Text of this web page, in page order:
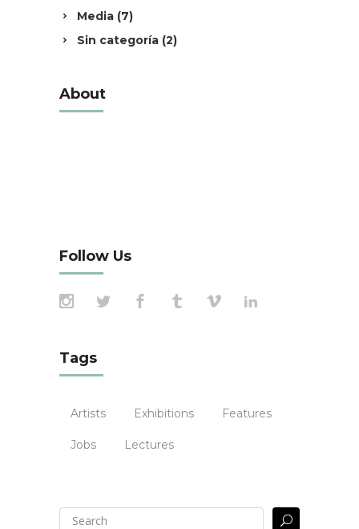
Media (7)
Sin categoría (2)
About
Follow Us
Tags
Artists Exhibitions Features
Jobs Lectures